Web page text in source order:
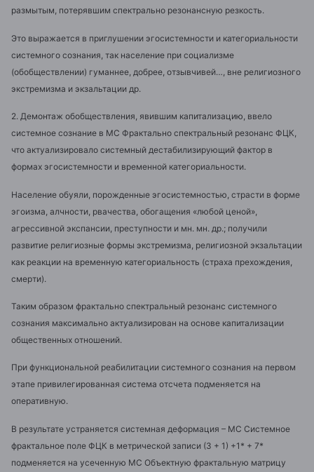
размытым, потерявшим спектрально резонансную резкость.
Это выражается в приглушении эгосистемности и категориальности
системного сознания, так население при социализме
(обобществлении) гуманнее, добрее, отзывчивей…, вне религиозного
экстремизма и экзальтации др.
2. Демонтаж обобществления, явившим капитализацию, ввело
системное сознание в МС Фрактально спектральный резонанс ФЦК,
что актуализировало системный дестабилизирующий фактор в
формах эгосистемности и временной категориальности.
Население обуяли, порожденные эгосистемностью, страсти в форме
эгоизма, алчности, рвачества, обогащения «любой ценой»,
агрессивной экспансии, преступности и мн. мн. др.; получили
развитие религиозные формы экстремизма, религиозной экзальтации
как реакции на временную категориальность (страха прехождения,
смерти).
Таким образом фрактально спектральный резонанс системного
сознания максимально актуализирован на основе капитализации
общественных отношений.
При функциональной реабилитации системного сознания на первом
этапе привилегированная система отсчета подменяется на
оперативную.
В результате устраняется системная деформация – МС Системное
фрактальное поле ФЦК в метрической записи (3 + 1) +1* + 7*
подменяется на усеченную МС Объектную фрактальную матрицу